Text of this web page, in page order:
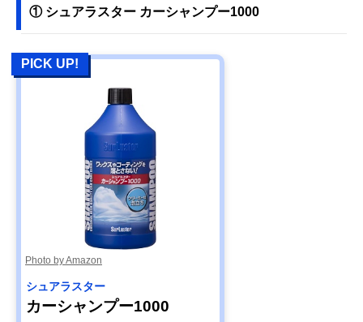
Amazonで見る
Amazonで見る
【プロおすすめ】
ペルシード ドロッ
プシャンプー（撥
水コーティングカ
ーシャンプー濃縮
タイプ） PCD-
100
① シュアラスター カーシャンプー1000
PICK UP!
Photo by Amazon
シュアラスター
カーシャンプー1000